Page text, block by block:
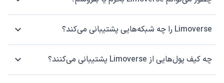
Limoverse را چه شبکه‌هایی پشتیبانی می‌کند؟
چه کیف پول‌هایی از Limoverse پشتیبانی می‌کنند؟